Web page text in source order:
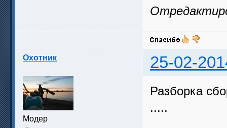
Охотник 25-02-
Модер
Разборка
.....